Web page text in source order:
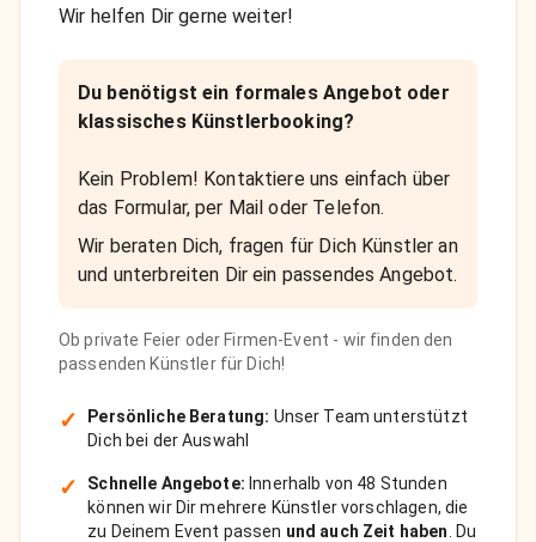
Wir helfen Dir gerne weiter!
Du benötigst ein formales Angebot oder
klassisches Künstlerbooking?
Kein Problem! Kontaktiere uns einfach über
das Formular, per Mail oder Telefon.
Wir beraten Dich, fragen für Dich Künstler an
und unterbreiten Dir ein passendes Angebot.
Ob private Feier oder Firmen-Event - wir finden den
passenden Künstler für Dich!
✓ Persönliche Beratung: Unser Team unterstützt
Dich bei der Auswahl
✓ Schnelle Angebote: Innerhalb von 48 Stunden
können wir Dir mehrere Künstler vorschlagen, die
zu Deinem Event passen und auch Zeit haben . Du